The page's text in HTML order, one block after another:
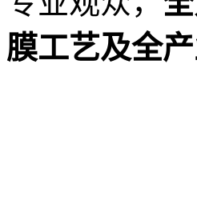
膜工艺及全